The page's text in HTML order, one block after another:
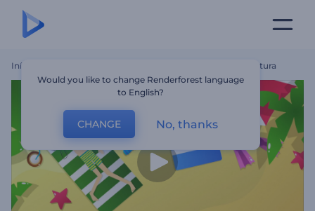
Início Vídeo Promocional De Turismo De Aventura
Would you like to change Renderforest language
to English?
CHANGE No, thanks